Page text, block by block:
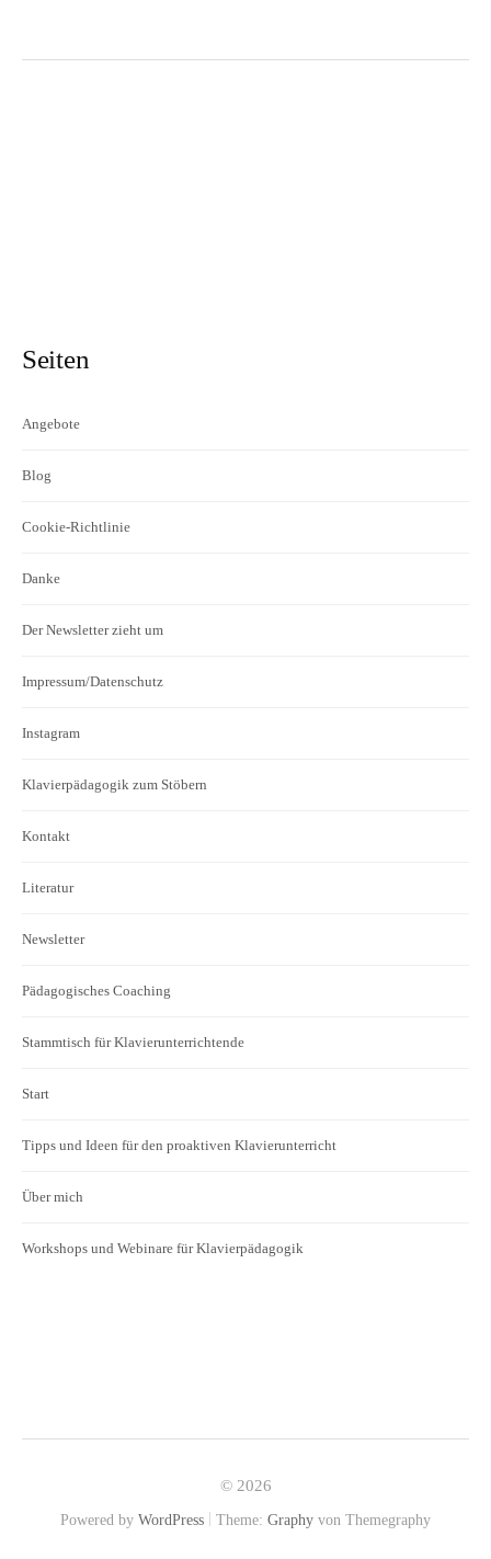
Seiten
Angebote
Blog
Cookie-Richtlinie
Danke
Der Newsletter zieht um
Impressum/Datenschutz
Instagram
Klavierpädagogik zum Stöbern
Kontakt
Literatur
Newsletter
Pädagogisches Coaching
Stammtisch für Klavierunterrichtende
Start
Tipps und Ideen für den proaktiven Klavierunterricht
Über mich
Workshops und Webinare für Klavierpädagogik
© 2026
Powered by WordPress | Theme: Graphy von Themegraphy